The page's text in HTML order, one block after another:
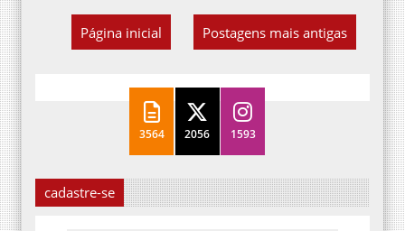
Postagens mais antigas
Página inicial
3564 2056 1593
cadastre-se